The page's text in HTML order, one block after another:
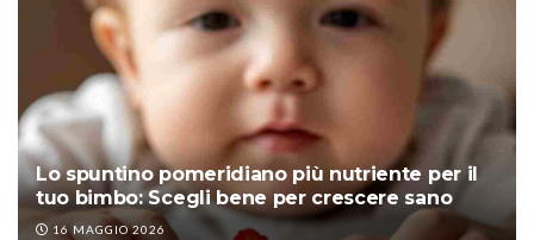
Lo spuntino pomeridiano più nutriente per il
tuo bimbo: Scegli bene per crescere sano
16 MAGGIO 2026